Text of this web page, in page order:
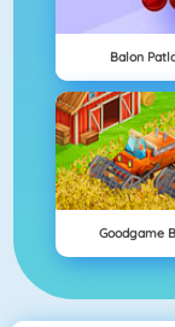
Balon
Goodgame